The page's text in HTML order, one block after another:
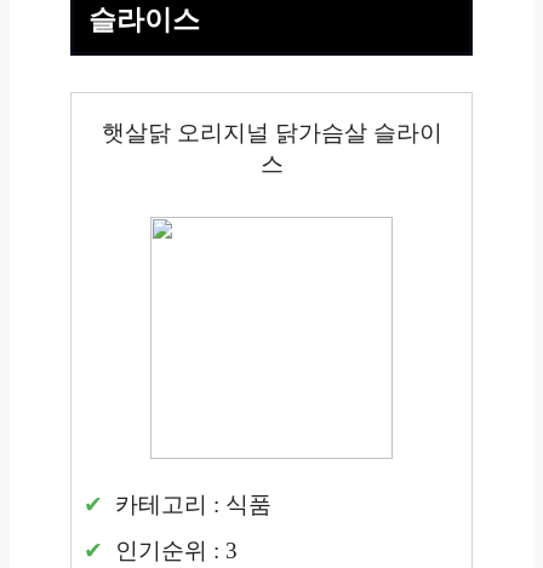
슬라이스
햇살닭 오리지널 닭가슴살 슬라이
스
카테고리 : 식품
인기순위 : 3